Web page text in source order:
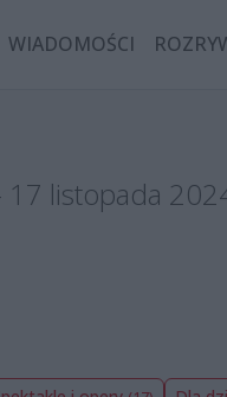
WIADOMOŚCI
listopada